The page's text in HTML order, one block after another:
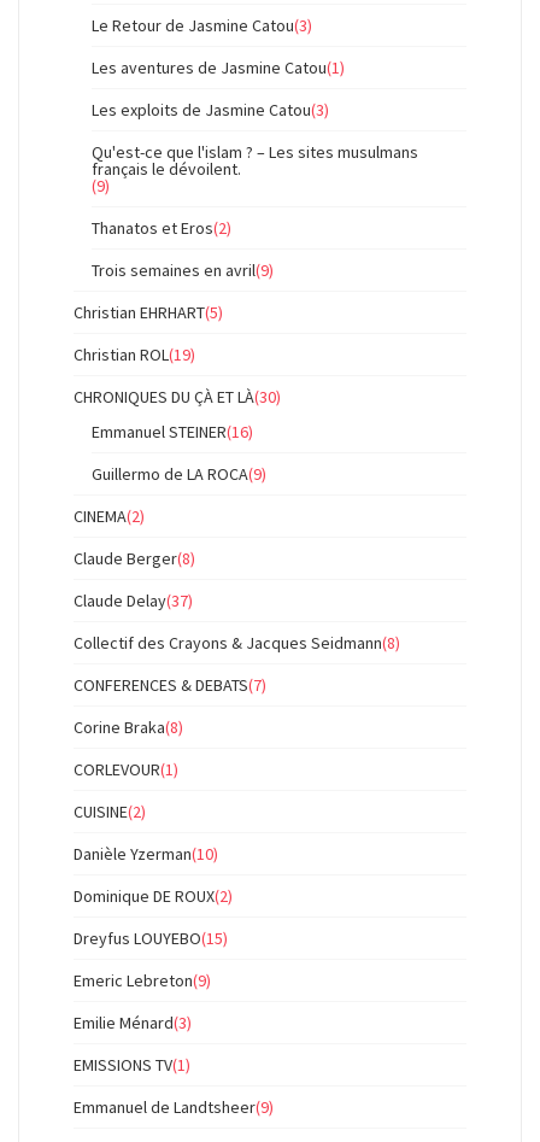
Le Retour de Jasmine Catou(3)
Les aventures de Jasmine Catou(1)
Les exploits de Jasmine Catou(3)
Qu'est-ce que l'islam ? – Les sites musulmans
français le dévoilent.
(9)
Thanatos et Eros(2)
Trois semaines en avril(9)
Christian EHRHART(5)
Christian ROL(19)
CHRONIQUES DU ÇÀ ET LÀ(30)
Emmanuel STEINER(16)
Guillermo de LA ROCA(9)
CINEMA(2)
Claude Berger(8)
Claude Delay(37)
Collectif des Crayons & Jacques Seidmann(8)
CONFERENCES & DEBATS(7)
Corine Braka(8)
CORLEVOUR(1)
CUISINE(2)
Danièle Yzerman(10)
Dominique DE ROUX(2)
Dreyfus LOUYEBO(15)
Emeric Lebreton(9)
Emilie Ménard(3)
EMISSIONS TV(1)
Emmanuel de Landtsheer(9)